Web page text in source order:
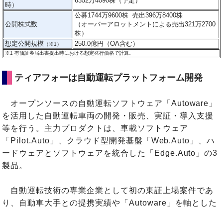
時）
公開株式数
公募1744万9600株 売出396万8400株
（オーバーアロットメントによる売出321万2700
株）
想定公開規模 （※1） 250.0億円（OA含む）
※1有価証券届出書提出時における想定発行価格で計算。
ティアフォーは自動運転プラットフォーム開発
オープンソースの自動運転ソフトウェア「Autoware」
を活用した自動運転車両の開発・販売、実証・導入支援
等を行う。主力プロダクトは、車載ソフトウェア
「Pilot.Auto」、クラウド型開発基盤「Web.Auto」、ハ
ードウェアとソフトウェアを統合した「Edge.Auto」の3
製品。
自動運転技術の専業企業として初の東証上場案件であ
り、自動車大手との提携実績や「Autoware」を軸とした